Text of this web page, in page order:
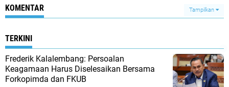
KOMENTAR Tampilkan
TERKINI
Frederik Kalalembang: Persoalan
Keagamaan Harus Diselesaikan Bersama
Forkopimda dan FKUB